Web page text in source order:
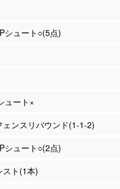
シュート○(5点)
ュート×
ェンスリバウンド(1-1-2)
シュート○(2点)
スト(1本)